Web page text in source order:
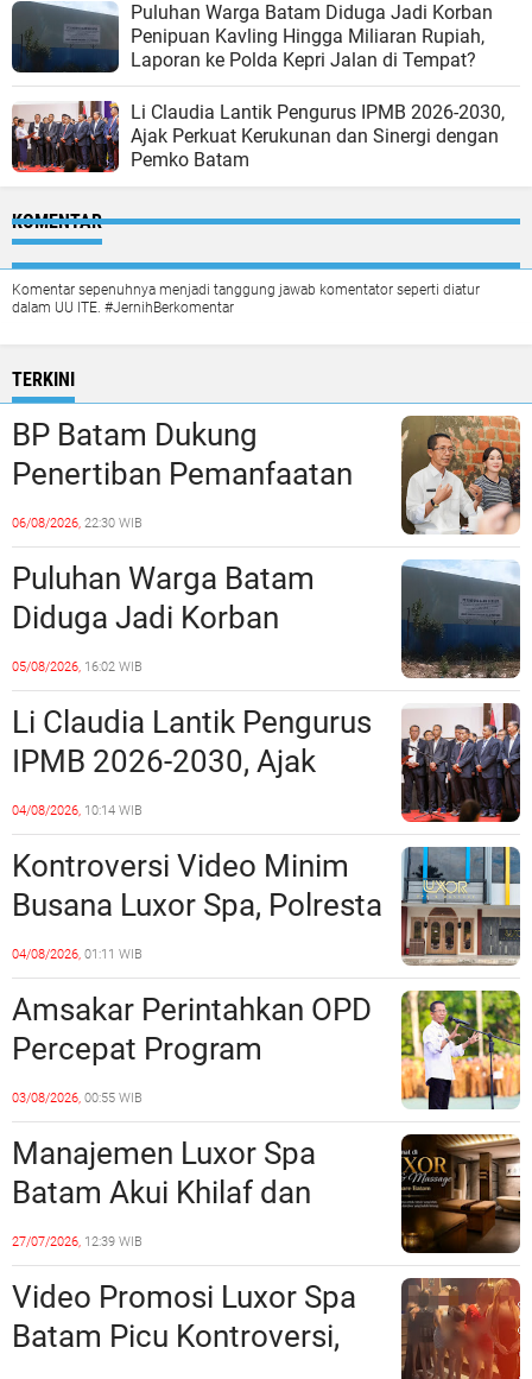
Puluhan Warga Batam Diduga Jadi Korban
Penipuan Kavling Hingga Miliaran Rupiah,
Laporan ke Polda Kepri Jalan di Tempat?
Li Claudia Lantik Pengurus IPMB 2026-2030,
Ajak Perkuat Kerukunan dan Sinergi dengan
Pemko Batam
KOMENTAR
Komentar sepenuhnya menjadi tanggung jawab komentator seperti diatur
dalam UU ITE. #JernihBerkomentar
TERKINI
BP Batam Dukung
Penertiban Pemanfaatan
Ruang Laut Sesuai
Ketentuan Peraturan
Perundang-undangan
06/08/2026, 22:30 WIB
Puluhan Warga Batam
Diduga Jadi Korban
Penipuan Kavling Hingga
Miliaran Rupiah, Laporan ke
Polda Kepri Jalan di
Tempat?
05/08/2026, 16:02 WIB
Li Claudia Lantik Pengurus
IPMB 2026-2030, Ajak
Perkuat Kerukunan dan
Sinergi dengan Pemko
Batam
04/08/2026, 10:14 WIB
Kontroversi Video Minim
Busana Luxor Spa, Polresta
Barelang Usut Tuntas
Unsur Pelanggaran Hukum
04/08/2026, 01:11 WIB
Amsakar Perintahkan OPD
Percepat Program
Prioritas, Targetkan
Realisasi Pembangunan
Lampaui 50 Persen
03/08/2026, 00:55 WIB
Manajemen Luxor Spa
Batam Akui Khilaf dan
Minta Maaf, Konten
Langsung Di-Takedown
27/07/2026, 12:39 WIB
Video Promosi Luxor Spa
Batam Picu Kontroversi,